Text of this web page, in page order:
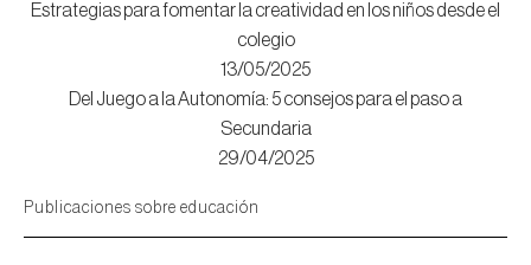
Estrategias para fomentar la creatividad en los niños desde el
colegio
13/05/2025
Del Juego a la Autonomía: 5 consejos para el paso a
Secundaria
29/04/2025
Publicaciones sobre educación